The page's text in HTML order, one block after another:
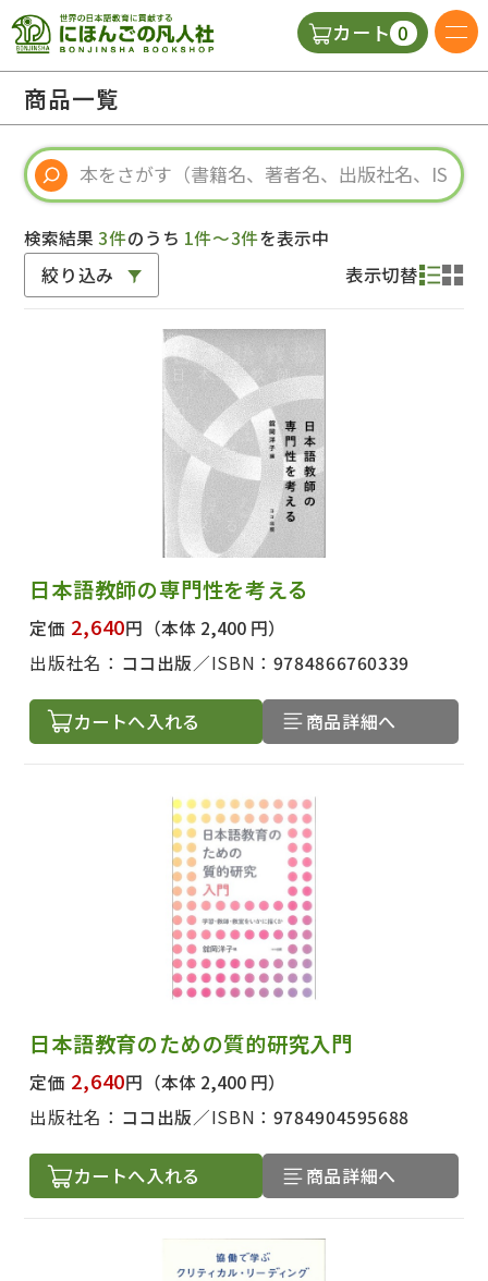
カート 0
視聴覚・補助教材
教師用参考書
商品一覧
検索結果3件のうち 1件～3件を表示中
絞り込み 表示切替
日本語教師の専門性を考える
定価 2,640円 （本体 2,400 円）
出版社名： ココ出版 ISBN： 9784866760339
カートへ入れる 商品詳細へ
日本語教育のための質的研究入門
定価 2,640円 （本体 2,400 円）
出版社名： ココ出版 ISBN： 9784904595688
カートへ入れる 商品詳細へ